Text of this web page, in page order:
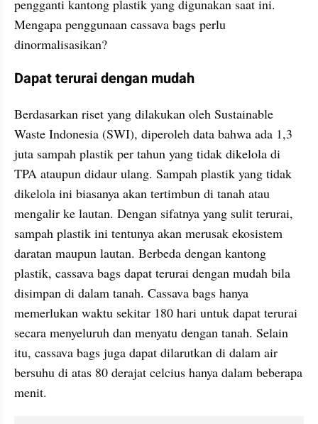
pengganti kantong plastik yang digunakan saat ini.
Mengapa penggunaan cassava bags perlu
dinormalisasikan?
Dapat terurai dengan mudah
Berdasarkan riset yang dilakukan oleh Sustainable
Waste Indonesia (SWI), diperoleh data bahwa ada 1,3
juta sampah plastik per tahun yang tidak dikelola di
TPA ataupun didaur ulang. Sampah plastik yang tidak
dikelola ini biasanya akan tertimbun di tanah atau
mengalir ke lautan. Dengan sifatnya yang sulit terurai,
sampah plastik ini tentunya akan merusak ekosistem
daratan maupun lautan. Berbeda dengan kantong
plastik, cassava bags dapat terurai dengan mudah bila
disimpan di dalam tanah. Cassava bags hanya
memerlukan waktu sekitar 180 hari untuk dapat terurai
secara menyeluruh dan menyatu dengan tanah. Selain
itu, cassava bags juga dapat dilarutkan di dalam air
bersuhu di atas 80 derajat celcius hanya dalam beberapa
menit.